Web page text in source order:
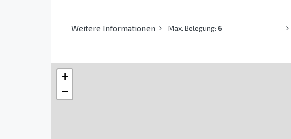
Weitere Informationen Max. Belegung: 6
+
−